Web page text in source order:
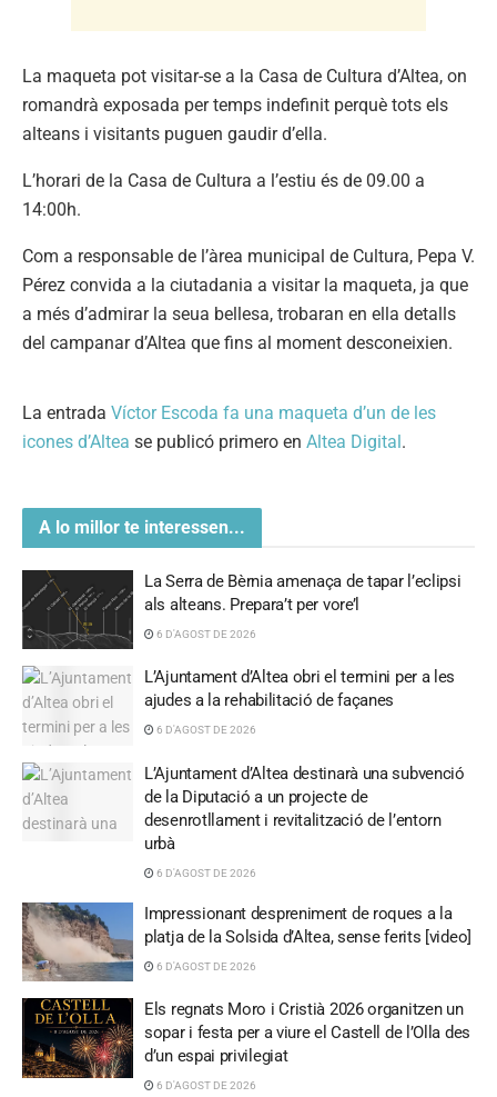
La maqueta pot visitar-se a la Casa de Cultura d’Altea, on
romandrà exposada per temps indefinit perquè tots els
alteans i visitants puguen gaudir d’ella.
L’horari de la Casa de Cultura a l’estiu és de 09.00 a
14:00h.
Com a responsable de l’àrea municipal de Cultura, Pepa V.
Pérez convida a la ciutadania a visitar la maqueta, ja que
a més d’admirar la seua bellesa, trobaran en ella detalls
del campanar d’Altea que fins al moment desconeixien.
La entrada Víctor Escoda fa una maqueta d’un de les
icones d’Altea se publicó primero en Altea Digital.
A lo millor te interessen...
La Serra de Bèrnia amenaça de tapar l’eclipsi
als alteans. Prepara’t per vore’l
6 D'AGOST DE 2026
L’Ajuntament d’Altea obri el termini per a les
ajudes a la rehabilitació de façanes
6 D'AGOST DE 2026
L’Ajuntament d’Altea destinarà una subvenció
de la Diputació a un projecte de
desenrotllament i revitalització de l’entorn
urbà
6 D'AGOST DE 2026
Impressionant despreniment de roques a la
platja de la Solsida d’Altea, sense ferits [video]
6 D'AGOST DE 2026
Els regnats Moro i Cristià 2026 organitzen un
sopar i festa per a viure el Castell de l’Olla des
d’un espai privilegiat
6 D'AGOST DE 2026